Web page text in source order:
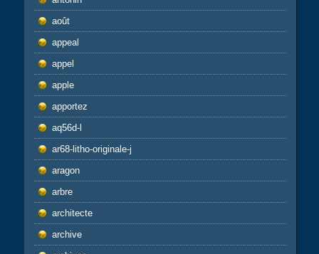
août
appeal
appel
apple
apportez
aq56d-l
ar68-litho-originale-j
aragon
arbre
architecte
archive